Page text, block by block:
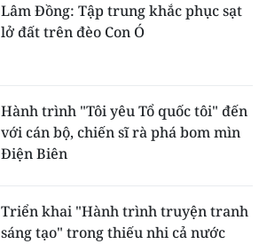
Lâm Đồng: Tập trung khắc phục sạt
lở đất trên đèo Con Ó
Hành trình "Tôi yêu Tổ quốc tôi" đến
với cán bộ, chiến sĩ rà phá bom mìn
Điện Biên
Triển khai "Hành trình truyện tranh
sáng tạo" trong thiếu nhi cả nước